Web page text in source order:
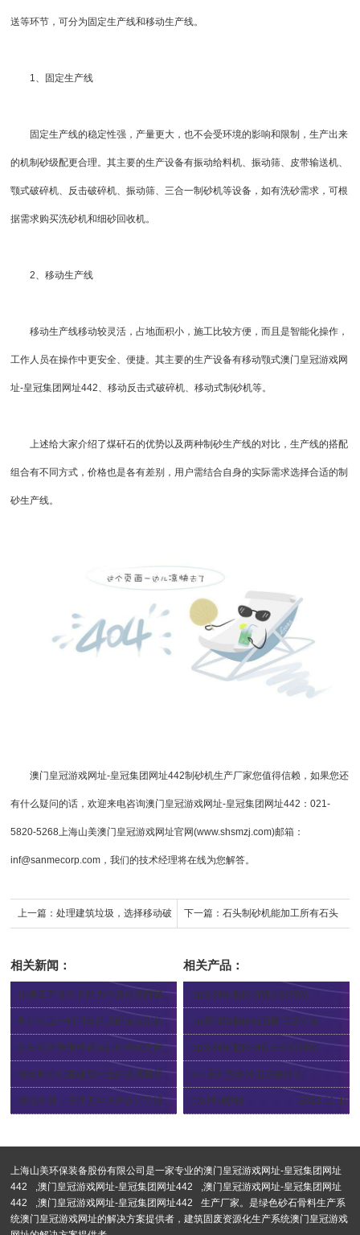
送等环节，可分为固定生产线和移动生产线。
1、固定生产线
固定生产线的稳定性强，产量更大，也不会受环境的影响和限制，生产出来
的机制砂级配更合理。其主要的生产设备有振动给料机 、振动筛 皮带输送机
颚式破碎机 反击破碎机 、振动筛、三合一制砂机等设备，如有洗砂需求，可根
据需求购买洗砂机和细砂回收机。
2、移动生产线
移动生产线移动较灵活，占地面积小，施工比较方便，而且是智能化操作，
工作人员在操作中更安全、便捷。其主要的生产设备有移动颚式澳门皇冠游戏网
址-皇冠集团网址442 、移动 反击式破碎机 、移动式制砂机等。
上述给大家介绍了煤矸石的优势以及两种制砂生产线的对比，生产线的搭配
组合有不同方式，价格也是各有差别，用户需结合自身的实际需求选择合适的制
砂生产线。
澳门皇冠游戏网址-皇冠集团网址442制砂机生产厂家您值得信赖，如果您还
有什么疑问的话，欢迎来电咨询澳门皇冠游戏网址-皇冠集团网址442 ：021-
5820-5268上海山美澳门皇冠游戏网址官网(www.shsmzj.com)邮箱：
inf@sanmecorp.com ，我们的技术经理将在线为您解答。
上一篇： 处理建筑垃圾，选择移动破 下一篇：石头制砂机能加工所有石头
相关新闻：
2024-05-16
2024-04-26
2024-04-02
移动制砂机在建筑行业的发展前景
2024-03-30
相关产品：
pp系列轮胎移动颚式破碎站
2024-04-12
pp系列轮胎移动圆锥式破碎站
2024-04-12
pp系列轮胎移动反击式破碎站
2024-04-12
vc7系列立轴冲击式破碎机
2024-03-29
c系列制砂楼 2023-11-10
上海山美环保装备股份有限公司是一家专业的澳门皇冠游戏网址-皇冠集团网址
442
,澳门皇冠游戏网址-皇冠集团网址442 ,澳门皇冠游戏网址-皇冠集团网址
442
,澳门皇冠游戏网址-皇冠集团网址442
生产厂家。是绿色砂石骨料生产系
统澳门皇冠游戏网址的解决方案提供者，建筑固废资源化生产系统澳门皇冠游戏